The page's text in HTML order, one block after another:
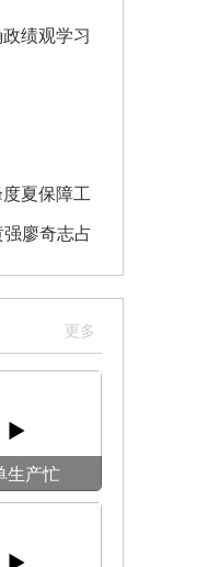
绩观学习
夏保障工
廖奇志占
生产忙